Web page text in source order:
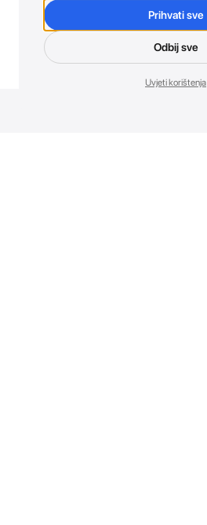
Prihvati sve
Odbij sve
Uvjeti korištenja